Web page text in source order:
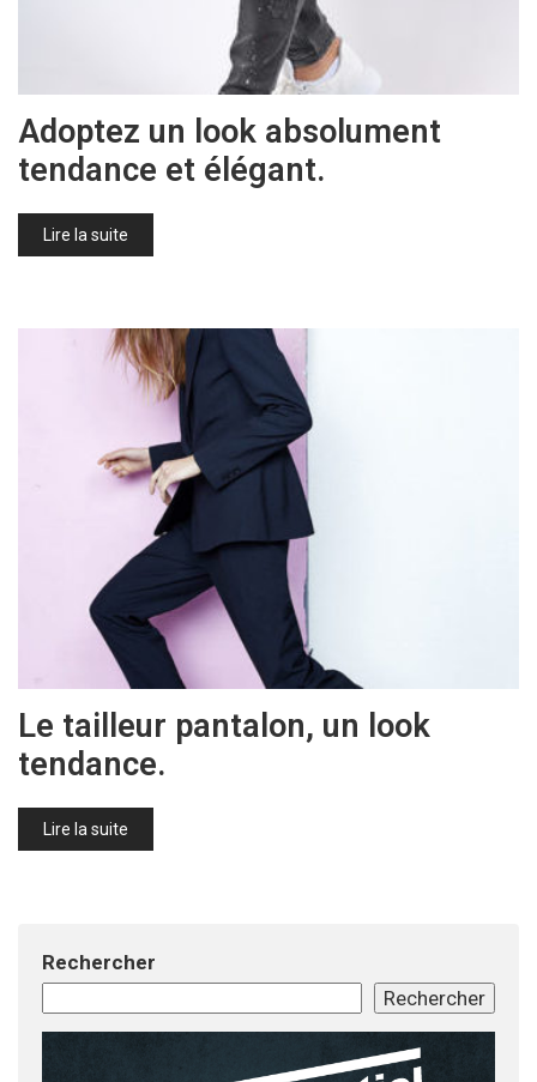
Adoptez un look absolument
tendance et élégant.
Lire la suite
Le tailleur pantalon, un look
tendance.
Lire la suite
Rechercher
Rechercher